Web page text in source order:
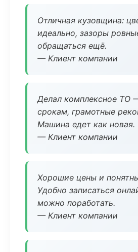
Отличная кузовщина:
идеально, зазоры
обращаться ещё.
— Клиент компании
Делал комплексное ТО
срокам, грамотные
Машина едет как новая.
— Клиент компании
Хорошие цены и
Удобно записаться
можно поработать.
— Клиент компании